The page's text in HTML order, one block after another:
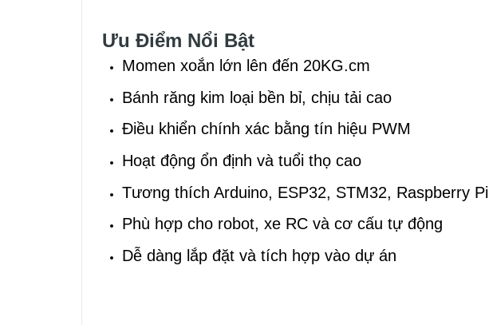
Ưu Điểm Nổi Bật
Momen xoắn lớn lên đến 20KG.cm
Bánh răng kim loại bền bỉ, chịu tải cao
Điều khiển chính xác bằng tín hiệu PWM
Hoạt động ổn định và tuổi thọ cao
Tương thích Arduino, ESP32, STM32, Raspberry Pi
Phù hợp cho robot, xe RC và cơ cấu tự động
Dễ dàng lắp đặt và tích hợp vào dự án